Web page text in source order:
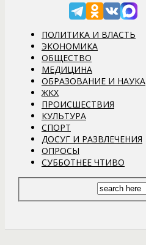
ПОЛИТИКА И ВЛАСТЬ
ЭКОНОМИКА
ОБЩЕСТВО
МЕДИЦИНА
ОБРАЗОВАНИЕ И НАУКА
ЖКХ
ПРОИСШЕСТВИЯ
КУЛЬТУРА
СПОРТ
ДОСУГ И РАЗВЛЕЧЕНИЯ
ОПРОСЫ
СУББОТНЕЕ ЧТИВО